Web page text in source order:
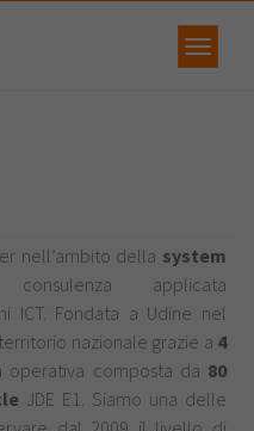
nell’ambito della system
applicata
ICT. Fondata a Udine nel
nazionale grazie a 4
operativa composta da 80
JDE E1. Siamo una delle